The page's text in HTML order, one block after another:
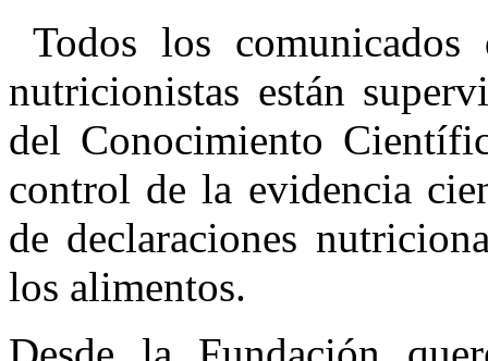
Todos los
nutricionistas están
del Conocimiento
control de la evidencia
de declaraciones
los alimentos.